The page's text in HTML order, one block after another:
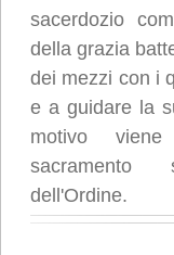
sacerdozio
della grazia
dei mezzi con i
e a guidare la
motivo
sacramento
dell'Ordine.